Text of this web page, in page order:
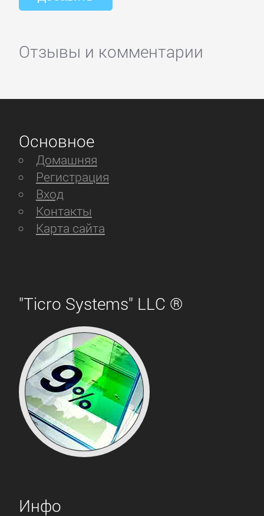
Отзывы и комментарии
Основное
Домашняя
Регистрация
Вход
Контакты
Карта сайта
"Ticro Systems" LLC ®
Инфо